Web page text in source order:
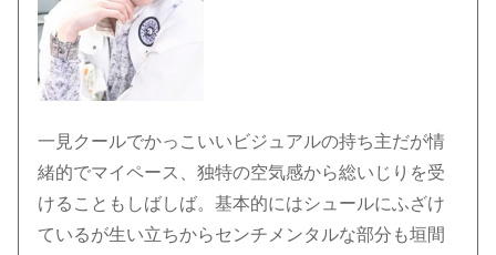
一見クールでかっこいいビジュアルの持ち主だが情
緒的でマイペース、独特の空気感から総いじりを受
けることもしばしば。基本的にはシュールにふざけ
ているが生い立ちからセンチメンタルな部分も垣間